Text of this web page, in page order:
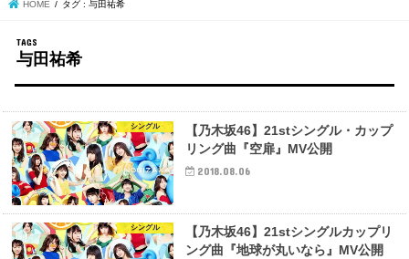
HOME タグ : 与田祐希
与田祐希
シングル
【乃木坂46】21stシングル・カップ
リング曲『空扉』MV公開
2018.08.06
シングル
【乃木坂46】21stシングルカップリ
ング曲『地球が丸いなら』MV公開